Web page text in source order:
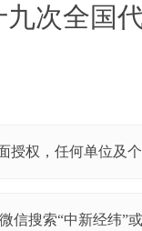
全国代
授权，任何单位及
信搜索“中新经纬”